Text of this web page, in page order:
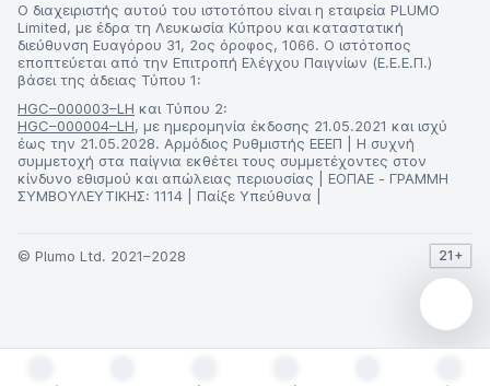
Ο διαχειριστής αυτού του ιστοτόπου είναι η εταιρεία PLUMO
Limited, με έδρα τη Λευκωσία Κύπρου και καταστατική
διεύθυνση Ευαγόρου 31, 2ος όροφος, 1066. Ο ιστότοπος
εποπτεύεται από την Επιτροπή Ελέγχου Παιγνίων (Ε.Ε.Ε.Π.)
βάσει της άδειας Τύπου 1:
HGC–000003–LH και Τύπου 2:
HGC–000004–LH, με ημερομηνία έκδοσης 21.05.2021 και ισχύ
έως την 21.05.2028. Αρμόδιος Ρυθμιστής ΕΕΕΠ | Η συχνή
συμμετοχή στα παίγνια εκθέτει τους συμμετέχοντες στον
κίνδυνο εθισμού και απώλειας περιουσίας | ΕΟΠΑΕ - ΓΡΑΜΜΗ
ΣΥΜΒΟΥΛΕΥΤΙΚΗΣ: 1114 | Παίξε Υπεύθυνα |
© Plumo Ltd. 2021–2028 21+